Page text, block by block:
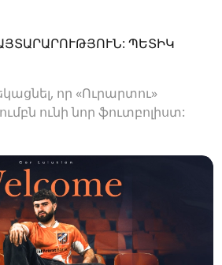
ՊԵՏԻԿ
որ «Ուրարտու»
ունի նոր ֆուտբոլիստ: